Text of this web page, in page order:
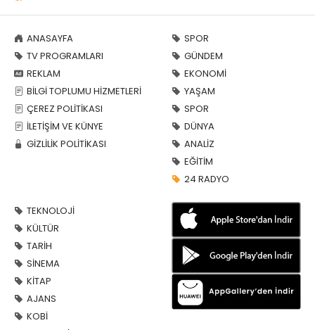
ANASAYFA
TV PROGRAMLARI
REKLAM
BİLGİ TOPLUMU HİZMETLERİ
ÇEREZ POLİTİKASI
İLETİŞİM VE KÜNYE
GİZLİLİK POLİTİKASI
SPOR
GÜNDEM
EKONOMİ
YAŞAM
SPOR
DÜNYA
ANALİZ
EĞİTİM
24 RADYO
TEKNOLOJİ
KÜLTÜR
TARİH
SİNEMA
KİTAP
AJANS
KOBİ